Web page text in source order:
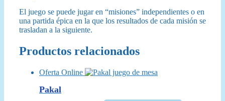
El juego se puede jugar en “misiones” independientes o en
una partida épica en la que los resultados de cada misión se
trasladan a la siguiente.
Productos relacionados
Oferta Online
Pakal